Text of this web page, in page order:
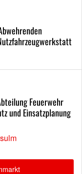
Feuerwehr
und Einsatzplanung